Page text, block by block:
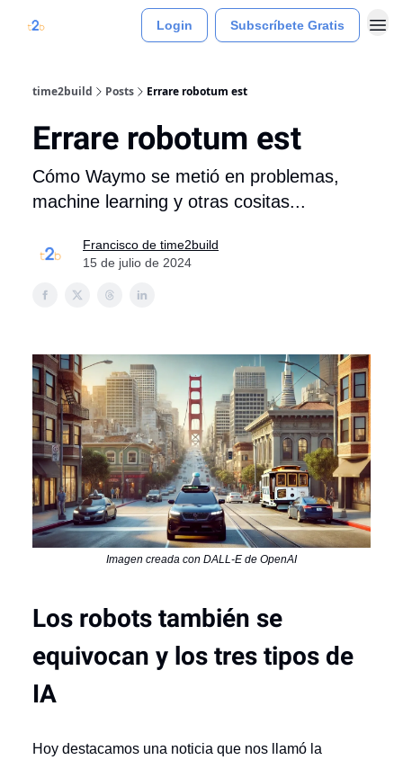
Login Subscríbete Gratis
time2build Posts Errare robotum est
Errare robotum est
Cómo Waymo se metió en problemas,
machine learning y otras cositas...
Francisco de time2build
15 de julio de 2024
Imagen creada con DALL-E de OpenAI
Los robots también se
equivocan y los tres tipos de
IA
Hoy destacamos una noticia que nos llamó la